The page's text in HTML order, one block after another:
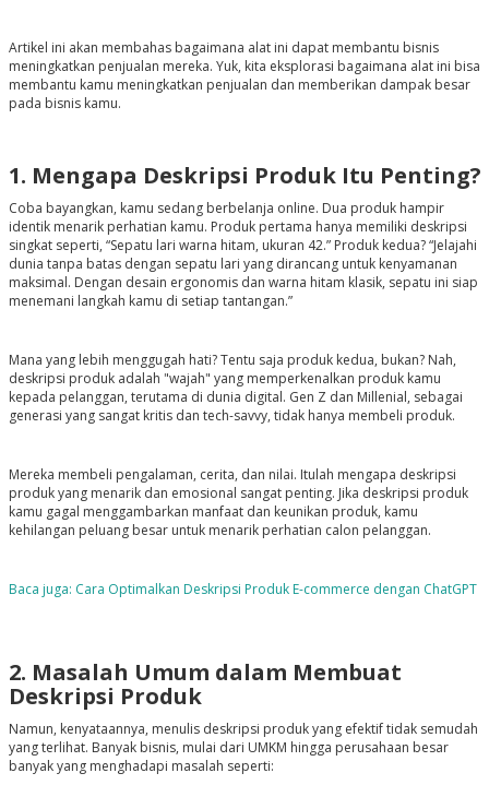
Artikel ini akan membahas bagaimana alat ini dapat membantu bisnis
meningkatkan penjualan mereka. Yuk, kita eksplorasi bagaimana alat ini bisa
membantu kamu meningkatkan penjualan dan memberikan dampak besar
pada bisnis kamu.
1. Mengapa Deskripsi Produk Itu Penting?
Coba bayangkan, kamu sedang berbelanja online. Dua produk hampir
identik menarik perhatian kamu. Produk pertama hanya memiliki deskripsi
singkat seperti, “Sepatu lari warna hitam, ukuran 42.” Produk kedua? “Jelajahi
dunia tanpa batas dengan sepatu lari yang dirancang untuk kenyamanan
maksimal. Dengan desain ergonomis dan warna hitam klasik, sepatu ini siap
menemani langkah kamu di setiap tantangan.”
Mana yang lebih menggugah hati? Tentu saja produk kedua, bukan? Nah,
deskripsi produk adalah "wajah" yang memperkenalkan produk kamu
kepada pelanggan, terutama di dunia digital. Gen Z dan Millenial, sebagai
generasi yang sangat kritis dan tech-savvy, tidak hanya membeli produk.
Mereka membeli pengalaman, cerita, dan nilai. Itulah mengapa deskripsi
produk yang menarik dan emosional sangat penting. Jika deskripsi produk
kamu gagal menggambarkan manfaat dan keunikan produk, kamu
kehilangan peluang besar untuk menarik perhatian calon pelanggan.
Baca juga: Cara Optimalkan Deskripsi Produk E-commerce dengan ChatGPT
2. Masalah Umum dalam Membuat
Deskripsi Produk
Namun, kenyataannya, menulis deskripsi produk yang efektif tidak semudah
yang terlihat. Banyak bisnis, mulai dari UMKM hingga perusahaan besar
banyak yang menghadapi masalah seperti: